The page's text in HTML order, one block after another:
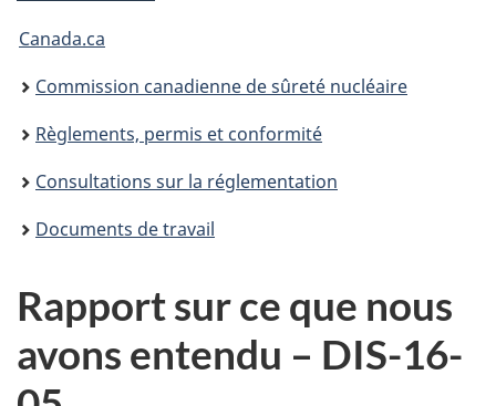
Vous
êtes
ici
Canada.ca
Commission canadienne de sûreté nucléaire
Règlements, permis et conformité
Consultations sur la réglementation
Documents de travail
Rapport sur ce que nous
avons entendu – DIS-16-